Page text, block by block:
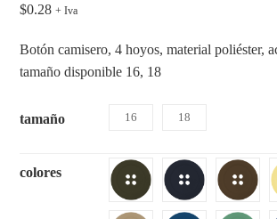
$0.28 + Iva
Botón camisero, 4 hoyos, material poliéster,
tamaño disponible 16, 18
tamaño 16 18
colores